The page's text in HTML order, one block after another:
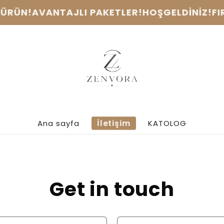
ÜRÜN!AVANTAJLI PAKETLER!HOŞGELDİNİZ!
Ana sayfa İletişim KATOLOG
Get in touch